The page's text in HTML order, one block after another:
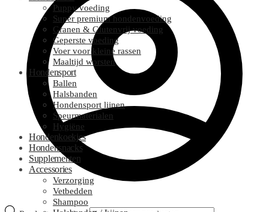
Puppy voeding
Super premium hondenvoeding
Granen & Glutenvrij voeding
Geperste voeding
Voer voor kleine rassen
Maaltijd worsten
Hondensport
Ballen
Halsbanden
Hondensport lijnen
Speurmaterialen
Hygiëne
Hondenkoekjes
Hondensnacks
Supplementen
Accessories
Verzorging
Vetbedden
Shampoo